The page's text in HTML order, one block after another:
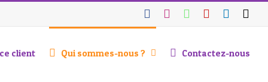
FacebookInstagram
WhatsApp
YouTube
client Qui sommes-nous ? Contactez-nous